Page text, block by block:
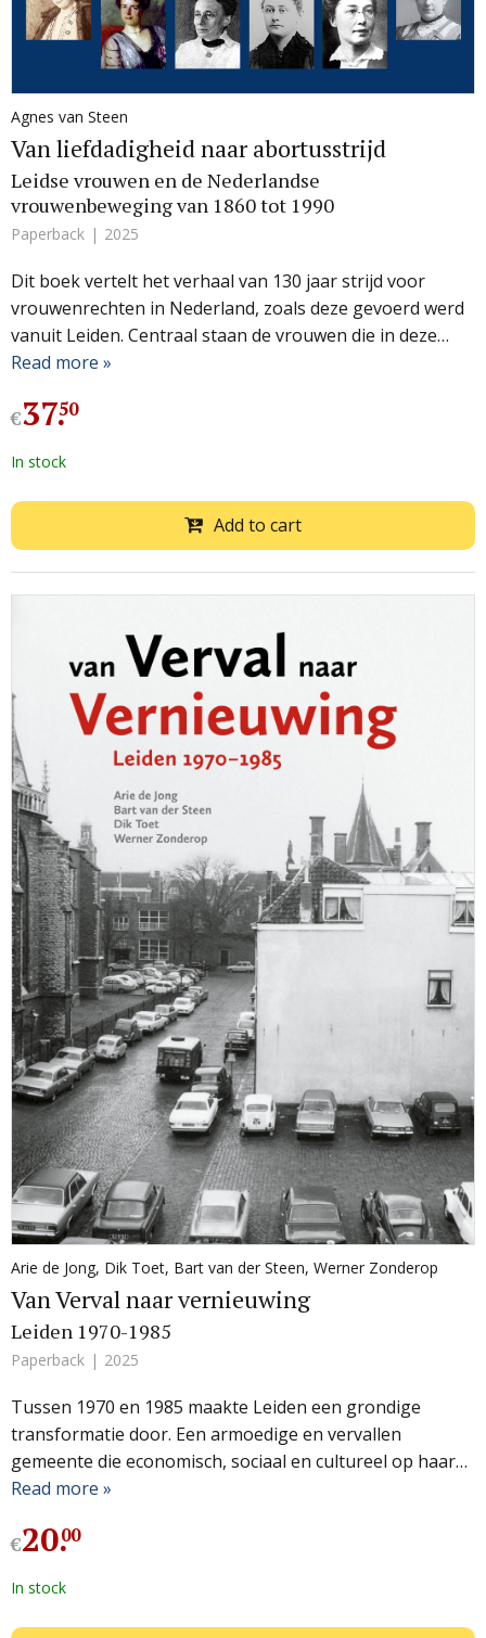
Agnes van Steen
Van liefdadigheid naar abortusstrijd
Leidse vrouwen en de Nederlandse
vrouwenbeweging van 1860 tot 1990
Paperback 2025
Dit boek vertelt het verhaal van 130 jaar strijd voor
vrouwenrechten in Nederland, zoals deze gevoerd werd
vanuit Leiden. Centraal staan de vrouwen die in deze…
Read more »
€37.
50
In stock
Add to cart
Arie de Jong, Dik Toet, Bart van der Steen, Werner Zonderop
Van Verval naar vernieuwing
Leiden 1970-1985
Paperback 2025
Tussen 1970 en 1985 maakte Leiden een grondige
transformatie door. Een armoedige en vervallen
gemeente die economisch, sociaal en cultureel op haar…
Read more »
€20.
00
In stock